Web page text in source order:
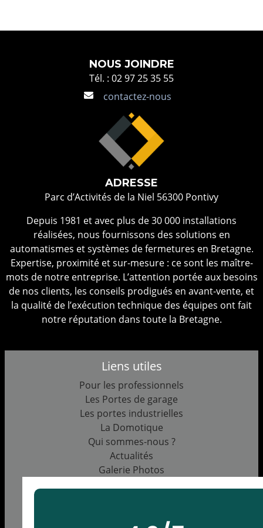
NOUS JOINDRE
Tél. : 02 97 25 35 55
contactez-nous
ADRESSE
Parc d’Activités de la Niel 56300 Pontivy
Depuis 1981 et avec plus de 30 000 installations
réalisées, nous fournissons des solutions en
automatismes et systèmes de fermetures en Bretagne.
Expertise, proximité et sur-mesure : ce sont les maître-
mots de notre entreprise. L’attention portée aux besoins
de nos clients, les conseils prodigués en avant-vente, et
la qualité de l’exécution technique des équipes ont fait
notre réputation dans toute la Bretagne.
Liens utiles
Pour les professionnels
Les Portes de garage
Les portes industrielles
La Domotique
Qui sommes-nous ?
Actualités
Galerie Photos